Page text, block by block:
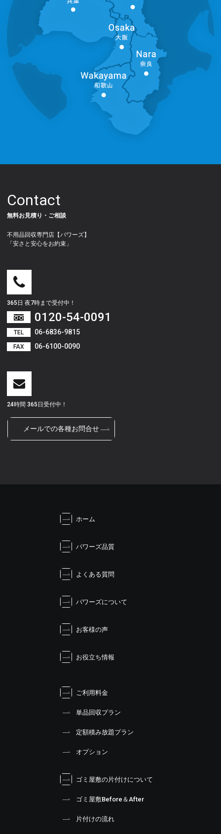
Contact
無料お見積り・ご相談
不用品回収専門店【パワーズ】
「安さと安心をお約束」
365日 夜7時まで受付中！
0120-54-0091
TEL 06-6836-9815
FAX 06-6100-0090
24時間 365日受付中！
メールでの各種お問合せ
ホーム
パワーズ品質
よくある質問
パワーズについて
お客様の声
お役立ち情報
ご利用料金
単品回収プラン
定額積み放題プラン
オプション
ゴミ屋敷の片付けについて
ゴミ屋敷Before＆After
片付けの流れ